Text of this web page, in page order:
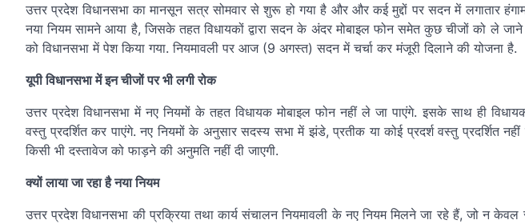
उत्तर प्रदेश विधानसभा का मानसून सत्र सोमवार से शुरू हो गया है और और कई मुद्दों पर सदन में लगातार
नया नियम सामने आया है, जिसके तहत विधायकों द्वारा सदन के अंदर मोबाइल फोन समेत कुछ चीजों को ले जाने
को विधानसभा में पेश किया गया. नियमावली पर आज (9 अगस्त) सदन में चर्चा कर मंजूरी दिलाने की योजना है.
यूपी विधानसभा में इन चीजों पर भी लगी रोक
उत्तर प्रदेश विधानसभा में नए नियमों के तहत विधायक मोबाइल फोन नहीं ले जा पाएंगे. इसके साथ ही
वस्तु प्रदर्शित कर पाएंगे. नए नियमों के अनुसार सदस्य सभा में झंडे, प्रतीक या कोई प्रदर्श वस्तु प्रदर्शित
किसी भी दस्तावेज को फाड़ने की अनुमति नहीं दी जाएगी.
क्यों लाया जा रहा है नया नियम
उत्तर प्रदेश विधानसभा की प्रक्रिया तथा कार्य संचालन नियमावली के नए नियम मिलने जा रहे हैं, जो न